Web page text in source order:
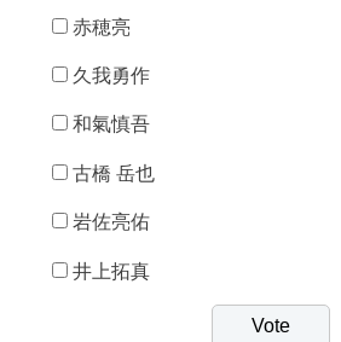
赤穂亮
久我勇作
和氣慎吾
古橋 岳也
岩佐亮佑
井上拓真